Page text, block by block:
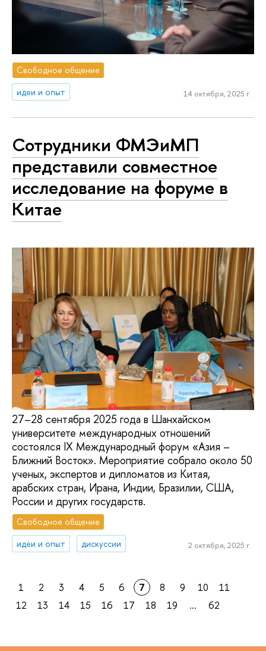
Свободное общение
идеи и опыт
14 октября, 2025 г.
Сотрудники ФМЭиМП
представили совместное
исследование на форуме в
Китае
27–28 сентября 2025 года в Шанхайском
университете международных отношений
состоялся IX Международный форум «Азия –
Ближний Восток». Мероприятие собрало около 50
ученых, экспертов и дипломатов из Китая,
арабских стран, Ирана, Индии, Бразилии, США,
России и других государств.
Свободное общение
идеи и опыт
дискуссии 2 октября, 2025 г.
1 2 3 4 5 6 7 8 9 10
11
12
13 14 15 16 17 18 19 ... 62